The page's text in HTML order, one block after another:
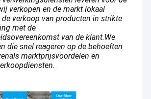
kabel
verkopen en de markt lokaal
verkoop van producten in strikte
met de
van de klant.We
die snel reageren op de behoeften
marktprijsvoordelen en